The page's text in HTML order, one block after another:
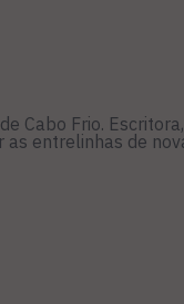
Cabo Frio.
entrelinhas de